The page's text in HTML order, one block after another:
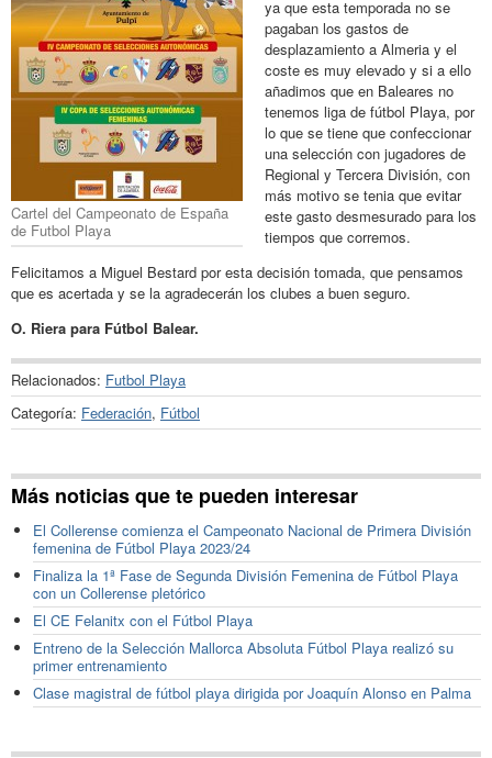
Cartel del Campeonato de España
de Futbol Playa
ya que esta temporada no se
pagaban los gastos de
desplazamiento a Almeria y el
coste es muy elevado y si a ello
añadimos que en Baleares no
tenemos liga de fútbol Playa, por
lo que se tiene que confeccionar
una selección con jugadores de
Regional y Tercera División, con
más motivo se tenia que evitar
este gasto desmesurado para los
tiempos que corremos.
Felicitamos a Miguel Bestard por esta decisión tomada, que pensamos
que es acertada y se la agradecerán los clubes a buen seguro.
O. Riera para Fútbol Balear.
Relacionados: Futbol Playa
Categoría: Federación, Fútbol
Más noticias que te pueden interesar
El Collerense comienza el Campeonato Nacional de Primera División
femenina de Fútbol Playa 2023/24
Finaliza la 1ª Fase de Segunda División Femenina de Fútbol Playa
con un Collerense pletórico
El CE Felanitx con el Fútbol Playa
Entreno de la Selección Mallorca Absoluta Fútbol Playa realizó su
primer entrenamiento
Clase magistral de fútbol playa dirigida por Joaquín Alonso en Palma